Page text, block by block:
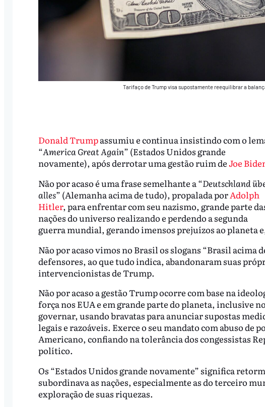
Tarifaço de Trump visa supostamente reequilibrar a
Donald Trumpassumiu e continua insistindo com o
“America Great Again” (Estados Unidos grande
novamente), após derrotar uma gestão ruim deJoe
Não por acaso é uma frase semelhante a “Deutschland
alles” (Alemanha acima de tudo), propalada porAdolph
Hitler, para enfrentar com seu nazismo, grande parte
nações do universo realizando e perdendo a segunda
guerra mundial, gerando imensos prejuízos ao planeta
Não por acaso vimos no Brasil os slogans “Brasil acima
defensores, ao que tudo indica, abandonaram suas
intervencionistas de Trump.
Não por acaso a gestão Trump ocorre com base na
força nos EUA e em grande parte do planeta, inclusive
governar, usando bravatas para anunciar supostas
legais e razoáveis. Exerce o seu mandato com abuso de
Americano, confiando na tolerância dos congessistas
político.
Os “Estados Unidos grande novamente” significa
subordinava as nações, especialmente as do terceiro
exploração de suas riquezas.